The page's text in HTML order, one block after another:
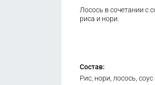
Лосось в сочетании с
риса и нори.
Состав:
Рис, нори, лосось, соус